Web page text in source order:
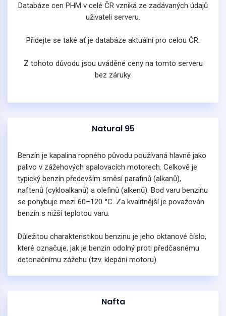
Databáze cen PHM v celé ČR vzniká ze zadávaných údajů
uživateli serveru.
Přidejte se také ať je databáze aktuální pro celou ČR.
Z tohoto důvodu jsou uváděné ceny na tomto serveru
bez záruky.
Natural 95
Benzín je kapalina ropného původu používaná hlavně jako
palivo v zážehových spalovacích motorech. Celkově je
typický benzín především směsí parafinů (alkanů),
naftenů (cykloalkanů) a olefinů (alkenů). Bod varu benzinu
se pohybuje mezi 60–120 °C. Za kvalitnější je považován
benzín s nižší teplotou varu.
Důležitou charakteristikou benzinu je jeho oktanové číslo,
které označuje, jak je benzin odolný proti předčasnému
detonačnímu zážehu (tzv. klepání motoru).
Nafta